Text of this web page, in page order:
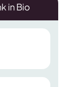
in Bio